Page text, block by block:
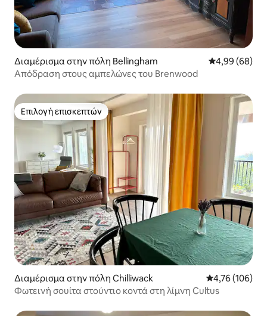
Διαμέρισμα στην πόλη Bellingham Μέση
4,99 (68)
Απόδραση στους αμπελώνες του Brenwood
Επιλογή επισκεπτών
Επιλογή επισκεπτών
Διαμέρισμα στην πόλη Chilliwack Μέση
4,76 (106)
Φωτεινή σουίτα στούντιο κοντά στη λίμνη Cultus